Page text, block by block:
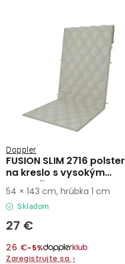
Doplnky
Dáždniky
Gastro produkty
O nás
o
v
FUSION SLIM 2716 polster
na kreslo s vysokým
operadlom
Doppler
Skladom
27 €
26 €−5%
Zaregistrujte sa ›
54 × 143 cm, hrúbka 1 cm